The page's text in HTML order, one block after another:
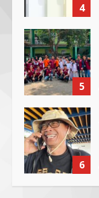
4
5
6
3